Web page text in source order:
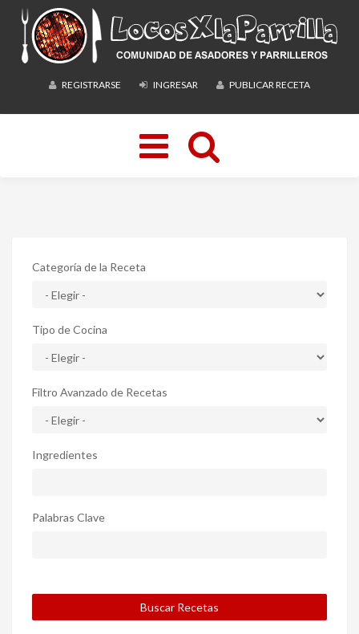
REGISTRARSE INGRESAR PUBLICAR RECETA
Toggle
navigation
Categoría de la Receta
Tipo de Cocina
Filtro Avanzado de Recetas
Ingredientes
Palabras Clave
Buscar Recetas